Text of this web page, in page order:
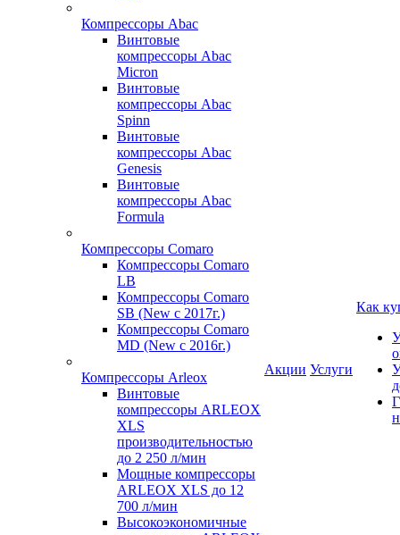
Компрессоры Abac
Винтовые
компрессоры Abac
Micron
Винтовые
компрессоры Abac
Spinn
Винтовые
компрессоры Abac
Genesis
Винтовые
компрессоры Abac
Formula
Компрессоры Comaro
Компрессоры Comaro
LB
Компрессоры Comaro
SB (New с 2017г.)
Компрессоры Comaro
MD (New с 2016г.)
Компрессоры Arleox
Винтовые
компрессоры ARLEOX
XLS
производительностью
до 2 250 л/мин
Мощные компрессоры
ARLEOX XLS до 12
700 л/мин
Высокоэкономичные
Акции Услуги
Как